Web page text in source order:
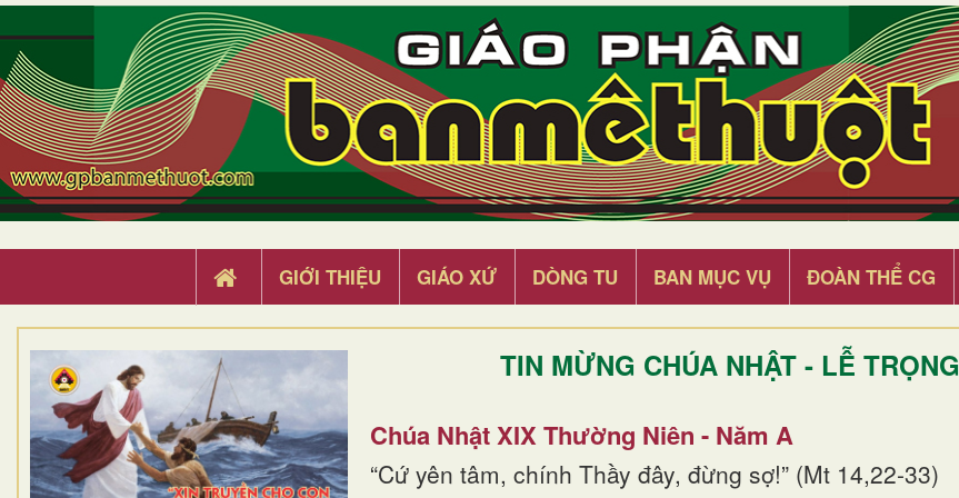
GIỚI THIỆU GIÁO XỨ DÒNG TU BAN MỤC VỤ ĐOÀN THỂ CG
TIN MỪNG CHÚA NHẬT - LỄ TRỌNG
Chúa Nhật XIX Thường Niên - Năm A
“Cứ yên tâm, chính Thầy đây, đừng sợ!” (Mt 14,22-33)